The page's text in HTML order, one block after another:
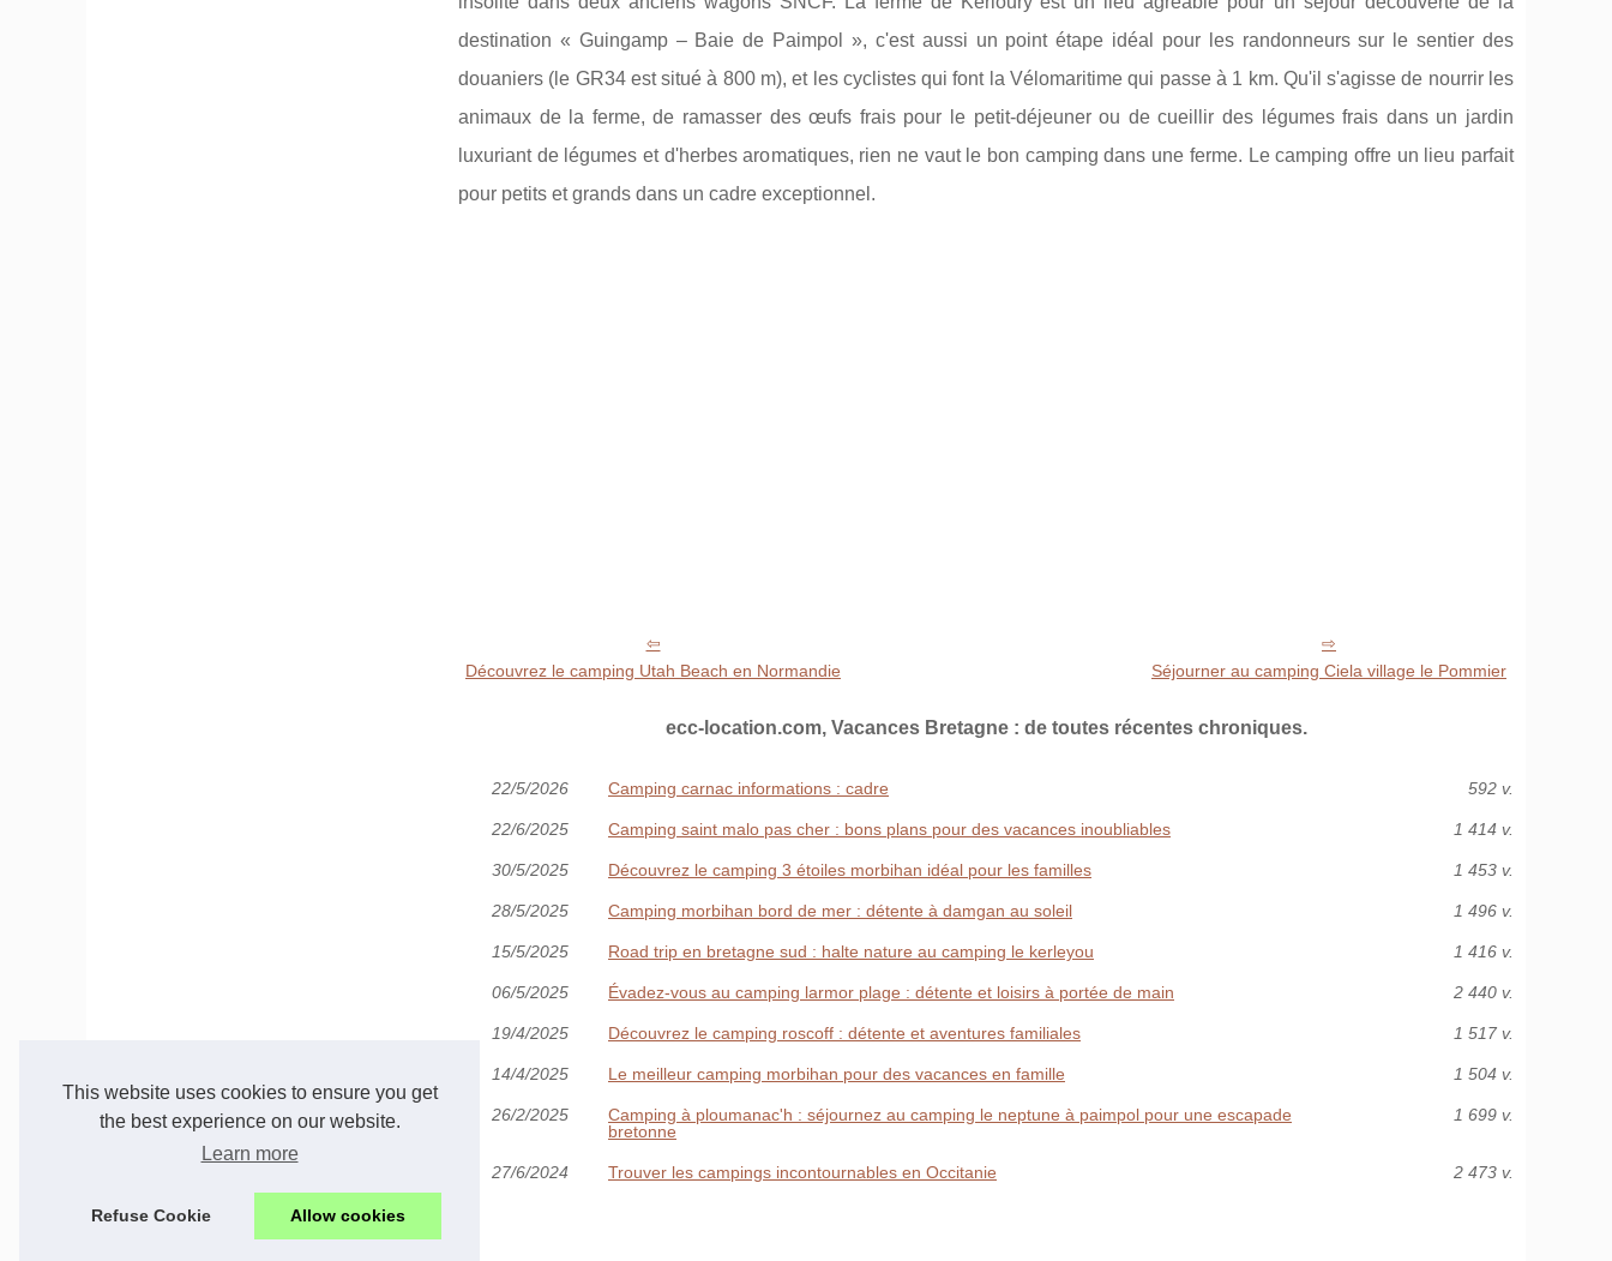
This website uses cookies to ensure you get
the best experience on our website.
Learn more
Refuse Cookie Allow cookies
destination « Guingamp – Baie de Paimpol », c'est aussi un point étape idéal pour les randonneurs sur le sentier des
douaniers (le GR34 est situé à 800 m), et les cyclistes qui font la Vélomaritime qui passe à 1 km. Qu'il s'agisse de nourrir les
animaux de la ferme, de ramasser des œufs frais pour le petit-déjeuner ou de cueillir des légumes frais dans un jardin
luxuriant de légumes et d'herbes aromatiques, rien ne vaut le bon camping dans une ferme. Le camping offre un lieu parfait
pour petits et grands dans un cadre exceptionnel.
Découvrez le camping Utah Beach en Normandie Séjourner au camping Ciela village le Pommier
ecc-location.com, Vacances Bretagne : de toutes récentes chroniques.
22/5/2026 Camping carnac informations : cadre 592 v.
22/6/2025 Camping saint malo pas cher : bons plans pour des vacances inoubliables 1 414 v.
30/5/2025 Découvrez le camping 3 étoiles morbihan idéal pour les familles 1 453 v.
28/5/2025 Camping morbihan bord de mer : détente à damgan au soleil 1 496 v.
15/5/2025 Road trip en bretagne sud : halte nature au camping le kerleyou 1 416 v.
06/5/2025 Évadez-vous au camping larmor plage : détente et loisirs à portée de main 2 440 v.
19/4/2025 Découvrez le camping roscoff : détente et aventures familiales 1 517 v.
14/4/2025 Le meilleur camping morbihan pour des vacances en famille 1 504 v.
26/2/2025
Camping à ploumanac'h : séjournez au camping le neptune à paimpol pour une escapade
bretonne
1 699 v.
27/6/2024 Trouver les campings incontournables en Occitanie 2 473 v.